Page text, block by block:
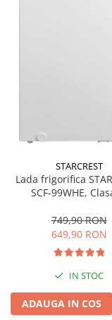
STARCREST
Lada frigorifica
SCF-99WHE,
convertibil - functie
Termostat
749,90 RON
649,90 RON
IN STOC
ADAUGA IN COS